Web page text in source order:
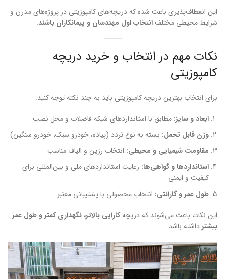
این انعطاف‌پذیری باعث شده که دریچه‌های کامپوزیتی در پروژه‌های مدرن و
شرایط محیطی مختلف انتخاب اول مهندسان و پیمانکاران باشند.
نکات مهم در انتخاب و خرید دریچه
کامپوزیتی
برای انتخاب بهترین دریچه کامپوزیتی باید به چند نکته توجه کنید:
ابعاد و سایز: مطابق با استانداردهای شبکه فاضلاب و محل نصب
وزن قابل تحمل: بسته به نوع تردد (پیاده، خودرو سبک، خودرو سنگین)
مقاومت شیمیایی و محیطی: انتخاب رزین و الیاف مناسب
استانداردها و گواهی‌ها: رعایت استانداردهای ملی و بین‌المللی برای
کیفیت و ایمنی
طول عمر و گارانتی: انتخاب محصولی با پشتیبانی معتبر
این نکات باعث می‌شوند که دریچهکارایی بالاتر، نگهداری کمتر و طول عمر
بیشترداشته باشد.